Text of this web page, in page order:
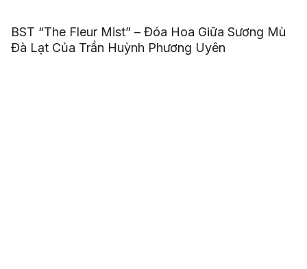
BST “The Fleur Mist” – Đóa Hoa Giữa Sương Mù
Đà Lạt Của Trần Huỳnh Phương Uyên